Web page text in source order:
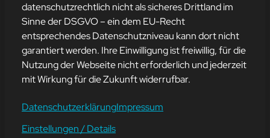
E-Mail:kontakt@mission-webstyle.de
Navigation
Webseitenerstellung
Webseite mieten
Webseiten Betreuung
Über Uns
Kontakt
Leistungen
datenschutzrechtlich nicht als sicheres Drittland im
Sinne der DSGVO – ein dem EU-Recht
entsprechendes Datenschutzniveau kann dort nicht
garantiert werden. Ihre Einwilligung ist freiwillig, für die
Nutzung der Webseite nicht erforderlich und jederzeit
mit Wirkung für die Zukunft widerrufbar.
DatenschutzerklärungImpressum
Einstellungen / Details